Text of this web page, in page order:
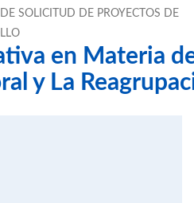
SOLICITUD DE PROYECTOS DE
en Materia
y La